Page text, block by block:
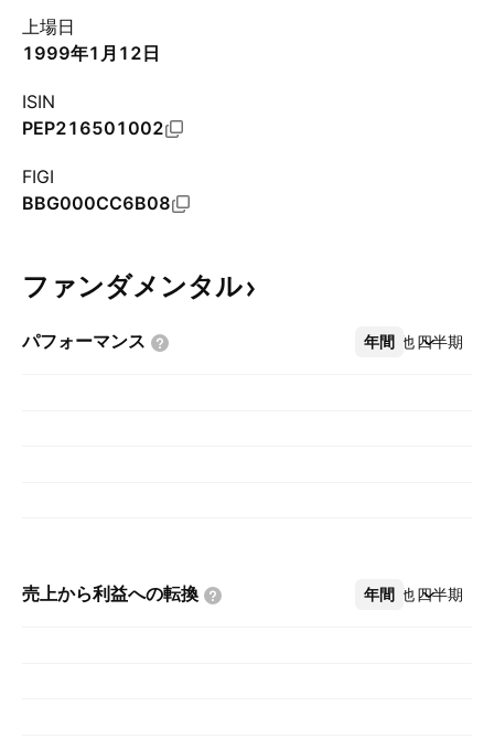
上場日
1999年1月12日
ISIN
PEP216501002
FIGI
BBG000CC6B08
ファンダメンタル
パフォーマンス 年間 四半期
その他
売上から利益への転換 年間 四半期
その他